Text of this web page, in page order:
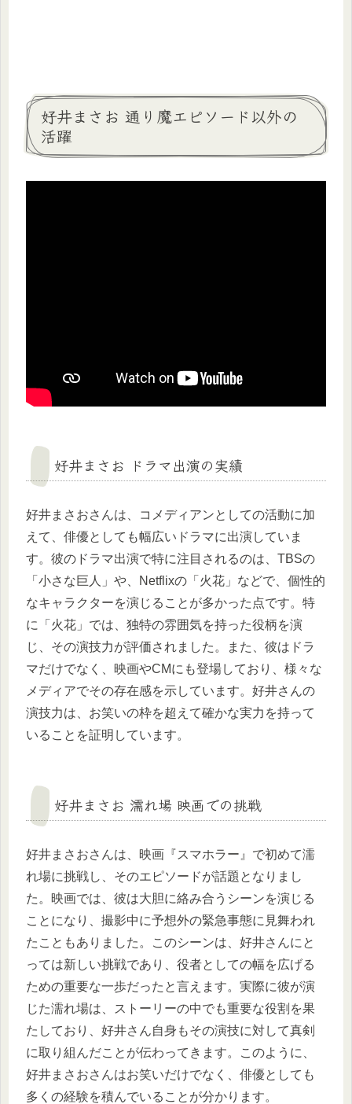
好井まさお 通り魔エピソード以外の
活躍
好井まさお ドラマ出演の実績
好井まさおさんは、コメディアンとしての活動に加
えて、俳優としても幅広いドラマに出演していま
す。彼のドラマ出演で特に注目されるのは、TBSの
「小さな巨人」や、Netflixの「火花」などで、個性的
なキャラクターを演じることが多かった点です。特
に「火花」では、独特の雰囲気を持った役柄を演
じ、その演技力が評価されました。また、彼はドラ
マだけでなく、映画やCMにも登場しており、様々な
メディアでその存在感を示しています。好井さんの
演技力は、お笑いの枠を超えて確かな実力を持って
いることを証明しています。
好井まさお 濡れ場 映画での挑戦
好井まさおさんは、映画『スマホラー』で初めて濡
れ場に挑戦し、そのエピソードが話題となりまし
た。映画では、彼は大胆に絡み合うシーンを演じる
ことになり、撮影中に予想外の緊急事態に見舞われ
たこともありました。このシーンは、好井さんにと
っては新しい挑戦であり、役者としての幅を広げる
ための重要な一歩だったと言えます。実際に彼が演
じた濡れ場は、ストーリーの中でも重要な役割を果
たしており、好井さん自身もその演技に対して真剣
に取り組んだことが伝わってきます。このように、
好井まさおさんはお笑いだけでなく、俳優としても
多くの経験を積んでいることが分かります。